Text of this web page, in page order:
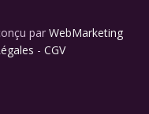
par WebMarketing
- CGV